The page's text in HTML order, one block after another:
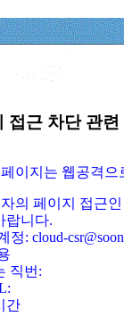
접근 차단 관
이지는 웹공격
의 페이지 접근
랍니다.
정: cloud-
직번:
간